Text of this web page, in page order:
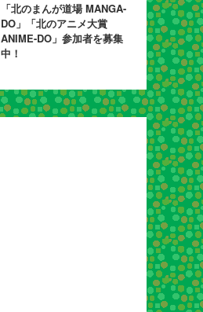
「北のまんが道場 MANGA-
DO」「北のアニメ大賞
ANIME-DO」参加者を募集
中！